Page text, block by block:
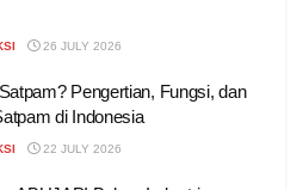
26 JULY 2026
Pengertian, Fungsi, dan
di Indonesia
22 JULY 2026